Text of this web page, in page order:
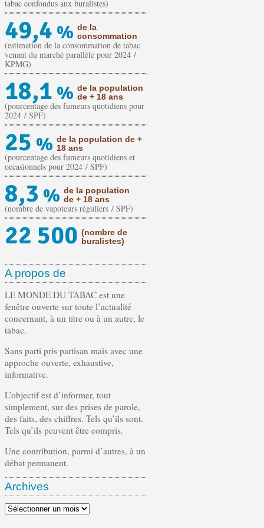
tabac confondus aux buralistes)
49,4 % de la
consommation
(estimation de la consommation de tabac
venant du marché parallèle pour 2024 /
KPMG)
18,1 % de la population
de + 18 ans
(pourcentage des fumeurs quotidiens pour
2024 / SPF)
25 % de la population de +
18 ans
(pourcentage des fumeurs quotidiens et
occasionnels pour 2024 / SPF)
8,3 % de la population
de + 18 ans
(nombre de vapoteurs réguliers / SPF)
22 500 (nombre de
buralistes)
A propos de
LE MONDE DU TABAC est une
fenêtre ouverte sur toute l’actualité
concernant, à un titre ou à un autre, le
tabac.
Sans parti pris partisan mais avec une
approche ouverte, exhaustive,
informative.
L’objectif est d’informer, tout
simplement, sur des prises de parole,
des faits, des chiffres. Tels qu’ils sont.
Tels qu’ils peuvent être compris.
Une contribution, parmi d’autres, à un
débat permanent.
Archives
Archives